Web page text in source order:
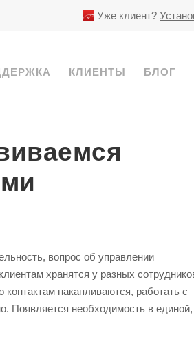
Уже клиент?
КЛИЕНТЫ БЛОГ
вопрос об управлении
хранятся у разных
накапливаются, работать с
Появляется необходимость в единой,